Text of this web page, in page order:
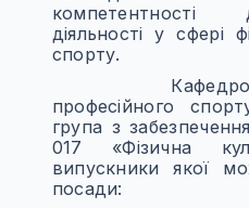
компетентності
діяльності у сфері
спорту.
Кафедрою
професійного
група з
017 «Фізична
випускники якої
посади: